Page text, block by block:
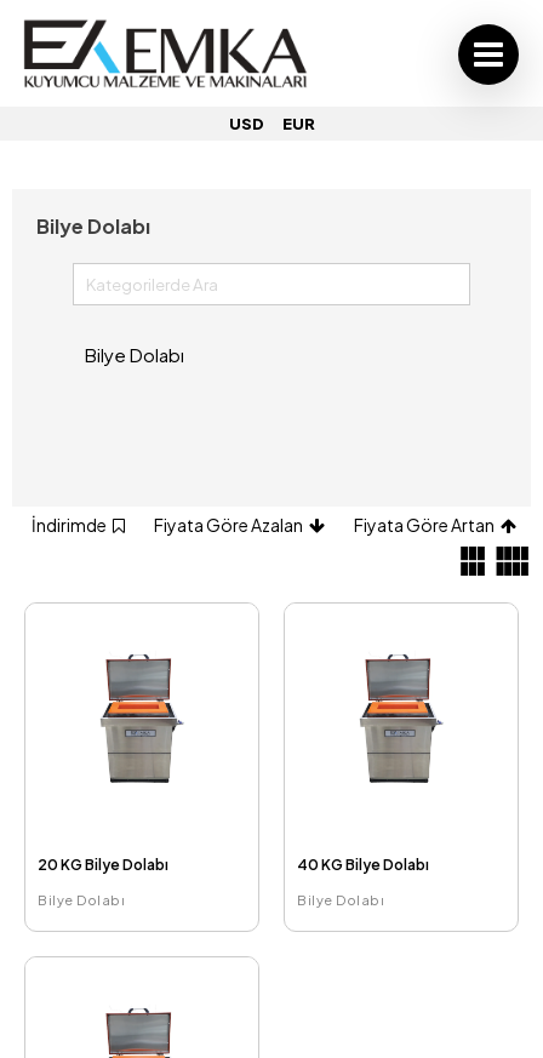
USD EUR
Bilye Dolabı
Bilye Dolabı
İndirimde Fiyata Göre Azalan Fiyata Göre Artan
20 KG Bilye Dolabı
Bilye Dolabı
40 KG Bilye Dolabı
Bilye Dolabı